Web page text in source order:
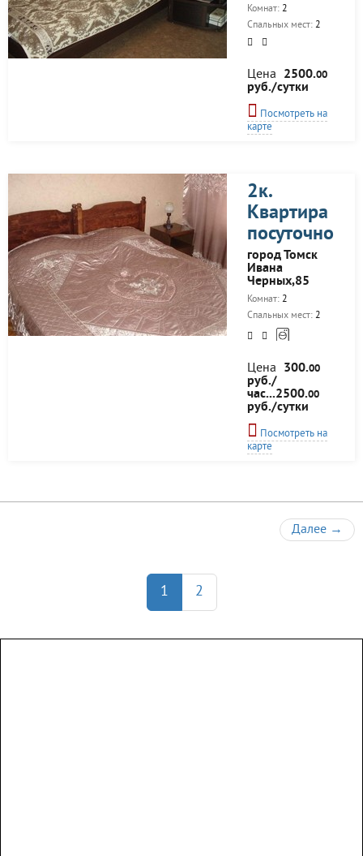
Комнат: 2
Спальных мест: 2
Цена 2500.00
руб./сутки
Посмотреть на
карте
2к.
Квартира
посуточно
город Томск
Ивана
Черных,85
Комнат: 2
Спальных мест: 2
Цена 300.00
руб./
час...2500.00
руб./сутки
Посмотреть на
карте
Далее →
1 2